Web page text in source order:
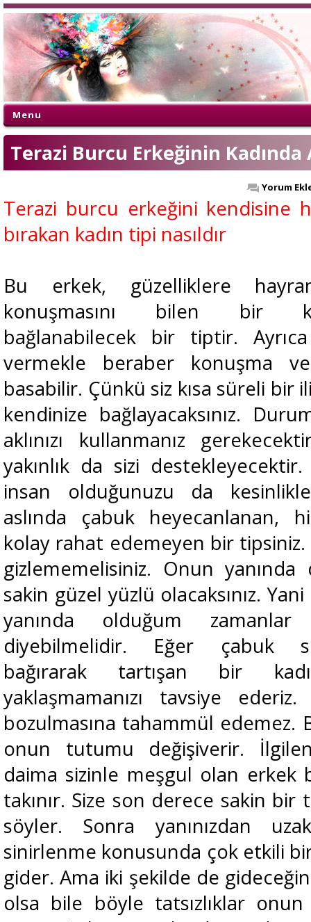
Menu
Terazi Burcu Erkeğinin Kadında
Yorum
Terazi burcu erkeğini kendisine
bırakan kadın tipi nasıldır
Bu erkek, güzelliklere
konuşmasını bilen bir
bağlanabilecek bir tiptir.
vermekle beraber konuşma
basabilir. Çünkü siz kısa süreli bir
kendinize bağlayacaksınız.
aklınızı kullanmanız
yakınlık da sizi
insan olduğunuzu da
aslında çabuk heyecanlanan,
kolay rahat edemeyen bir
gizlememelisiniz. Onun
sakin güzel yüzlü olacaksınız.
yanında olduğum
diyebilmelidir. Eğer çabuk
bağırarak tartışan bir
yaklaşmamanızı tavsiye
bozulmasına tahammül edemez.
onun tutumu değişiverir.
daima sizinle meşgul olan erkek
takınır. Size son derece sakin bir
söyler. Sonra yanınızdan
sinirlenme konusunda çok etkili
gider. Ama iki şekilde de
olsa bile böyle tatsızlıklar onun